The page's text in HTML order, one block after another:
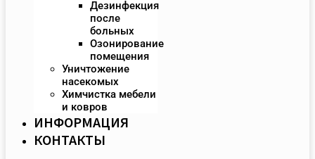
Дезинфекция
после
больных
Озонирование
помещения
Уничтожение
насекомых
Химчистка мебели
и ковров
ИНФОРМАЦИЯ
КОНТАКТЫ